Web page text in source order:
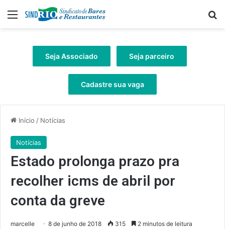
Menu
Seja Associado Seja parceiro
Cadastre sua vaga
Início / Notícias
Notícias
Estado prolonga prazo pra
recolher icms de abril por
conta da greve
marcelle 8 de junho de 2018 315 2 minutos de leitura